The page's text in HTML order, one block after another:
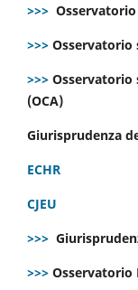
>>>
>>> Osservatorio
>>> Osservatorio
(OCA)
Giurisprudenza
ECHR
CJEU
>>>
>>> Osservatorio